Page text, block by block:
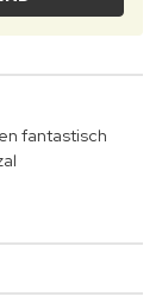
fantastisch